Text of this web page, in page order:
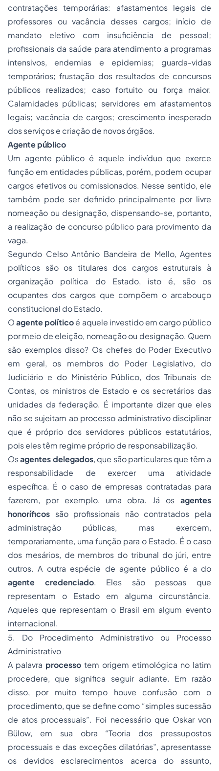
contratações temporárias: afastamentos legais de
professores ou vacância desses cargos; início de
mandato eletivo com insuficiência de pessoal;
profissionais da saúde para atendimento a programas
intensivos, endemias e epidemias; guarda-vidas
temporários; frustação dos resultados de concursos
públicos realizados; caso fortuito ou força maior.
Calamidades públicas; servidores em afastamentos
legais; vacância de cargos; crescimento inesperado
dos serviços e criação de novos órgãos.
Agente público
Um agente público é aquele indivíduo que exerce
função em entidades públicas, porém, podem ocupar
cargos efetivos ou comissionados. Nesse sentido, ele
também pode ser definido principalmente por livre
nomeação ou designação, dispensando-se, portanto,
a realização de concurso público para provimento da
vaga.
Segundo Celso Antônio Bandeira de Mello, Agentes
políticos são os titulares dos cargos estruturais à
organização política do Estado, isto é, são os
ocupantes dos cargos que compõem o arcabouço
constitucional do Estado.
Oagente políticoé aquele investido em cargo público
por meio de eleição, nomeação ou designação. Quem
são exemplos disso? Os chefes do Poder Executivo
em geral, os membros do Poder Legislativo, do
Judiciário e do Ministério Público, dos Tribunais de
Contas, os ministros de Estado e os secretários das
unidades da federação. É importante dizer que eles
não se sujeitam ao processo administrativo disciplinar
que é próprio dos servidores públicos estatutários,
pois eles têm regime próprio de responsabilização.
Osagentes delegados, que são particulares que têm a
responsabilidade de exercer uma atividade
específica. É o caso de empresas contratadas para
fazerem, por exemplo, uma obra. Já os agentes
honoríficos são profissionais não contratados pela
administração públicas, mas exercem,
temporariamente, uma função para o Estado. É o caso
dos mesários, de membros do tribunal do júri, entre
outros. A outra espécie de agente público é a do
agente credenciado. Eles são pessoas que
representam o Estado em alguma circunstância.
Aqueles que representam o Brasil em algum evento
internacional.
5. Do Procedimento Administrativo ou Processo
Administrativo
A palavra processo tem origem etimológica no latim
procedere, que significa seguir adiante. Em razão
disso, por muito tempo houve confusão com o
procedimento, que se define como “simples sucessão
de atos processuais”. Foi necessário que Oskar von
Bülow, em sua obra “Teoria dos pressupostos
processuais e das exceções dilatórias”, apresentasse
os devidos esclarecimentos acerca do assunto,